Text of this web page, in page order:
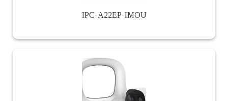
IPC-A22EP-IMOU